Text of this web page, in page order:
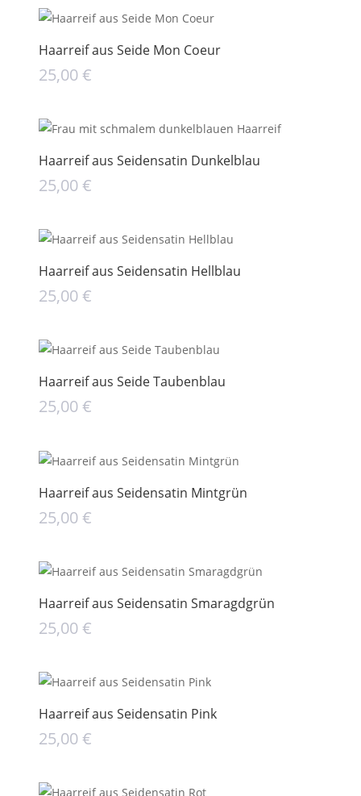
Haarreif aus Seide Mon Coeur
25,00€
Haarreif aus Seidensatin Dunkelblau
25,00€
Haarreif aus Seidensatin Hellblau
25,00€
Haarreif aus Seide Taubenblau
25,00€
Haarreif aus Seidensatin Mintgrün
25,00€
Haarreif aus Seidensatin Smaragdgrün
25,00€
Haarreif aus Seidensatin Pink
25,00€